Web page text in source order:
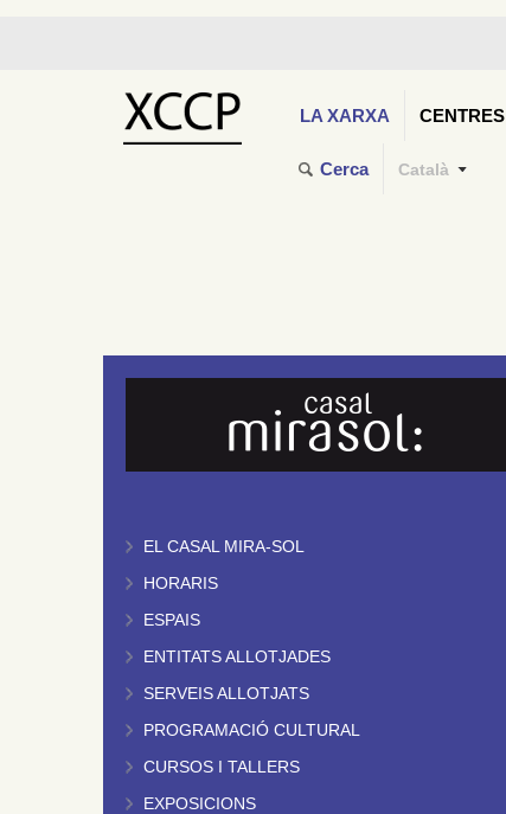
LA XARXA CENTRES
Cerca Català
EL CASAL MIRA-SOL
HORARIS
ESPAIS
ENTITATS ALLOTJADES
SERVEIS ALLOTJATS
PROGRAMACIÓ CULTURAL
CURSOS I TALLERS
EXPOSICIONS